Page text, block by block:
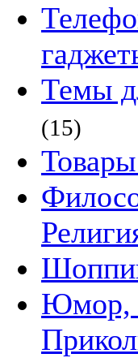
Темы
(15)
Юмор,